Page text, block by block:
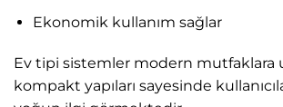
Ekonomik kullanım sağlar
Ev tipi sistemler modern mutfaklara
kompakt yapıları sayesinde